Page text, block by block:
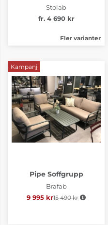
Stolab
fr. 4 690 kr
Fler varianter
Kampanj
Pipe Soffgrupp
Brafab
9 995 kr Ordinarie pris:
15 490 kr